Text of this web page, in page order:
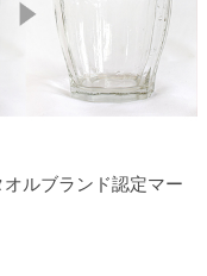
ルブランド認定マー